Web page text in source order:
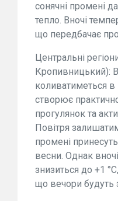
сонячні промені
тепло. Вночі
що передбачає
Центральні
Кропивницький):
коливатиметься
створює
прогулянок та
Повітря
промені
весни. Однак
знизиться до +1
що вечори будуть